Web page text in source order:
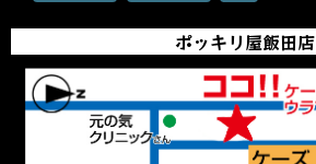
ポッキリ屋飯田店